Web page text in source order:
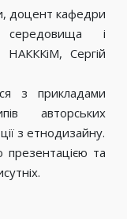
доцент кафедри
середовища і
Сергій
з прикладами
авторських
з етнодизайну.
презентацією та